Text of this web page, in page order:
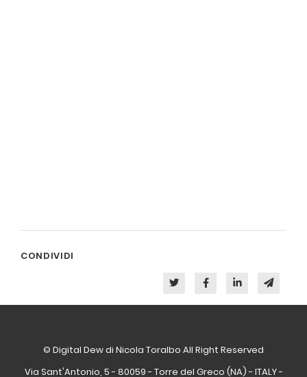
CONDIVIDI
© Digital Dew di Nicola Toralbo All Right Reserved
Via Sant'Antonio, 5 - 80059 - Torre del Greco (NA) - ITALY -